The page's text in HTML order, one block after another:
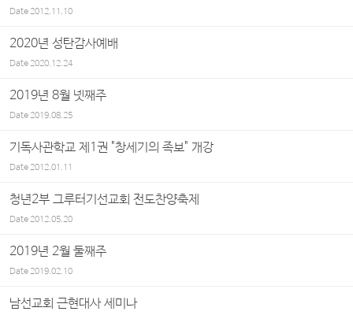
Date2012.11.10
2020년 성탄감사예배
Date2020.12.24
2019년 8월 넷째주
Date2019.08.25
기독사관학교 제1권 "창세기의 족보" 개강
Date2012.01.11
청년2부 그루터기선교회 전도찬양축제
Date2012.05.20
2019년 2월 둘째주
Date2019.02.10
남선교회 근현대사 세미나